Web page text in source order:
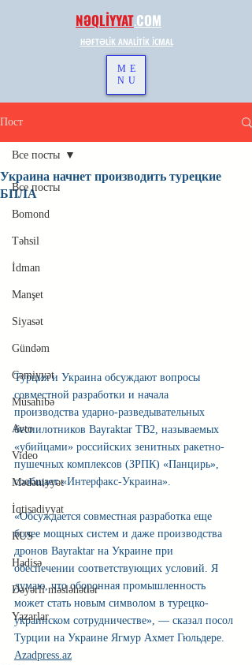
NƏQLİYYAT.COM
HƏFTƏLİK ANALİTİK İCMAL
ME
NU
Пост
Все посты
Bomond
Təhsil
İdman
Manşet
Siyasət
Gündəm
Cəmiyyət
Müsahibə
Avto
Video
Mədəniyyət
İqtisadiyyat
RUS
Hadisə
Dəyərli məsləhətlər
Yazarlar
Все посты
Украина начнет производить турецкие
БПЛА
Турция и Украина обсуждают вопросы
совместной разработки и начала
производства ударно-разведывательных
беспилотников Bayraktar TB2, называемых
«убийцами» российских зенитных ракетно-
пушечных комплексов (ЗРПК) «Панцирь»,
сообщает «Интерфакс-Украина».
«Обсуждается совместная разработка еще
более мощных систем и даже производства
дронов Bayraktar на Украине при
обеспечении соответствующих условий. Я
думаю, что оборонная промышленность
может стать новым символом в турецко-
украинском сотрудничестве», — сказал посол
Турции на Украине Ягмур Ахмет Гюльдере.
Azadpress.az